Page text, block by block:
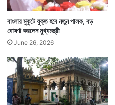
বাংলার মুকুটে যুক্ত হবে নতুন পালক, বড়
ঘোষণা করলেন মুখ্যমন্ত্রী
June 26, 2026